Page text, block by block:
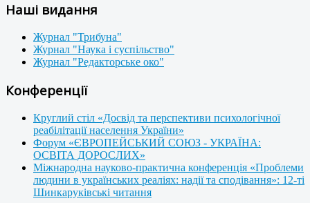
Наші видання
Журнал "Трибуна"
Журнал "Наука і суспільство"
Журнал "Редакторське око"
Конференції
Круглий стіл «Досвід та перспективи психологічної
реабілітації населення України»
Форум «ЄВРОПЕЙСЬКИЙ СОЮЗ - УКРАЇНА:
ОСВІТА ДОРОСЛИХ»
Міжнародна науково-практична конференція «Проблеми
людини в українських реаліях: надії та сподівання»: 12-ті
Шинкаруківські читання